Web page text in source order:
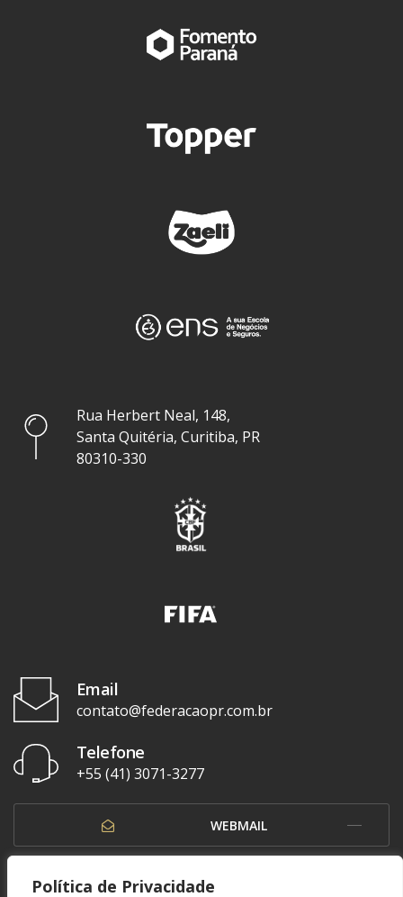
Política de Privacidade
Rua Herbert Neal, 148,
Santa Quitéria, Curitiba, PR
80310-330
Email
contato@federacaopr.com.br
Telefone
+55 (41) 3071-3277
WEBMAIL
OUVIDORIA